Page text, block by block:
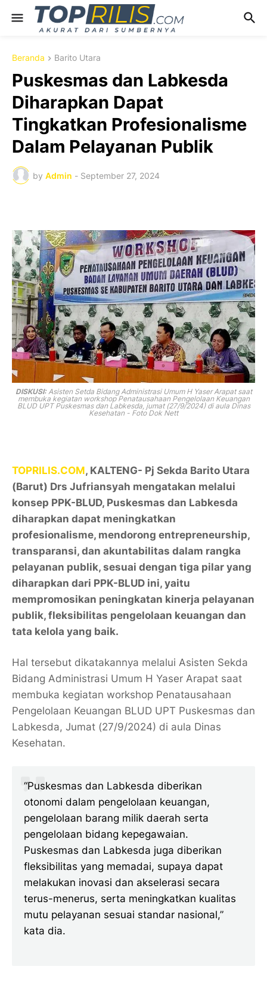
Beranda Barito Utara
Puskesmas dan Labkesda
Diharapkan Dapat
Tingkatkan Profesionalisme
Dalam Pelayanan Publik
by Admin - September 27, 2024
DISKUSI:Asisten Setda Bidang Administrasi Umum H Yaser Arapat saat
membuka kegiatan workshop Penatausahaan Pengelolaan Keuangan
BLUD UPT Puskesmas dan Labkesda, jumat (27/9/2024) di aula Dinas
Kesehatan - Foto Dok Nett
TOPRILIS.COM, KALTENG- Pj Sekda Barito Utara
(Barut) Drs Jufriansyah mengatakan melalui
konsep PPK-BLUD, Puskesmas dan Labkesda
diharapkan dapat meningkatkan
profesionalisme, mendorong entrepreneurship,
transparansi, dan akuntabilitas dalam rangka
pelayanan publik, sesuai dengan tiga pilar yang
diharapkan dari PPK-BLUD ini, yaitu
mempromosikan peningkatan kinerja pelayanan
publik, fleksibilitas pengelolaan keuangan dan
tata kelola yang baik.
Hal tersebut dikatakannya melalui Asisten Sekda
Bidang Administrasi Umum H Yaser Arapat saat
membuka kegiatan workshop Penatausahaan
Pengelolaan Keuangan BLUD UPT Puskesmas dan
Labkesda, Jumat (27/9/2024) di aula Dinas
Kesehatan.
“Puskesmas dan Labkesda diberikan
otonomi dalam pengelolaan keuangan,
pengelolaan barang milik daerah serta
pengelolaan bidang kepegawaian.
Puskesmas dan Labkesda juga diberikan
fleksibilitas yang memadai, supaya dapat
melakukan inovasi dan akselerasi secara
terus-menerus, serta meningkatkan kualitas
mutu pelayanan sesuai standar nasional,”
kata dia.